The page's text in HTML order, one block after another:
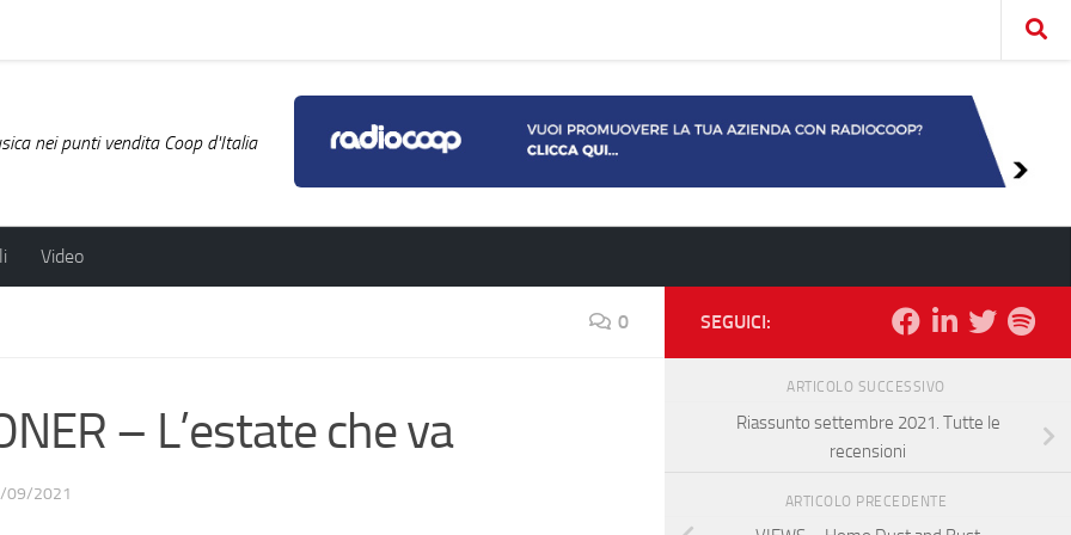
nei punti vendita Coop d'Italia
Video
0
– L’estate che va
09/2021
SEGUICI:
ARTICOLO SUCCESSIVO
Riassunto settembre 2021. Tutte le
recensioni
ARTICOLO PRECEDENTE